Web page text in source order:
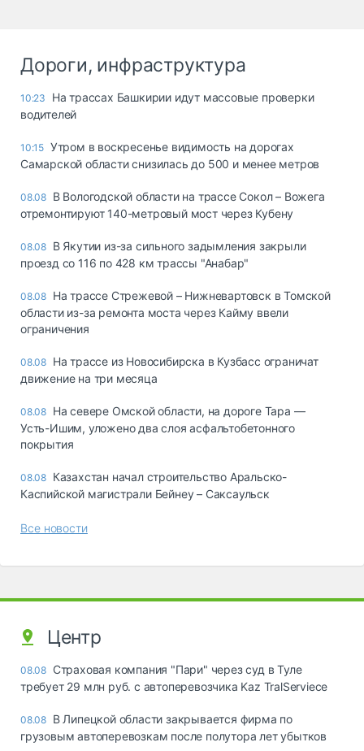
Дороги, инфраструктура
10:23
На трассах Башкирии идут массовые проверки
водителей
10:15 Утром в воскресенье видимость на дорогах
Самарской области снизилась до 500 и менее метров
08.08 В Вологодской области на трассе Сокол – Вожега
отремонтируют 140-метровый мост через Кубену
08.08 В Якутии из-за сильного задымления закрыли
проезд со 116 по 428 км трассы "Анабар"
08.08 На трассе Стрежевой – Нижневартовск в Томской
области из-за ремонта моста через Кайму ввели
ограничения
08.08 На трассе из Новосибирска в Кузбасс ограничат
движение на три месяца
08.08 На севере Омской области, на дороге Тара —
Усть-Ишим, уложено два слоя асфальтобетонного
покрытия
08.08 Казахстан начал строительство Аральско-
Каспийской магистрали Бейнеу – Саксаульск
Все новости
Центр
08.08 Страховая компания "Пари" через суд в Туле
требует 29 млн руб. с автоперевозчика Kaz TralServiece
08.08 В Липецкой области закрывается фирма по
грузовым автоперевозкам после полутора лет убытков